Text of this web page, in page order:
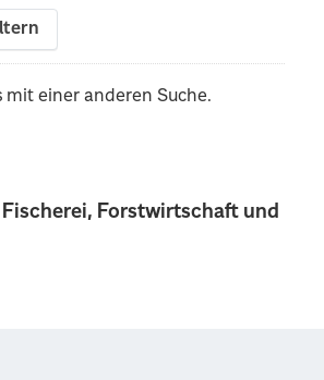
Forstwirtschaft und
mit einer anderen Suche.